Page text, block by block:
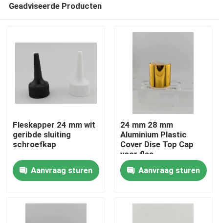
Geadviseerde Producten
Fleskapper 24 mm wit
geribde sluiting
schroefkap
Aanvraag sturen
24 mm 28 mm
Aluminium Plastic
Cover Dise Top Cap
voor fles
Aanvraag sturen